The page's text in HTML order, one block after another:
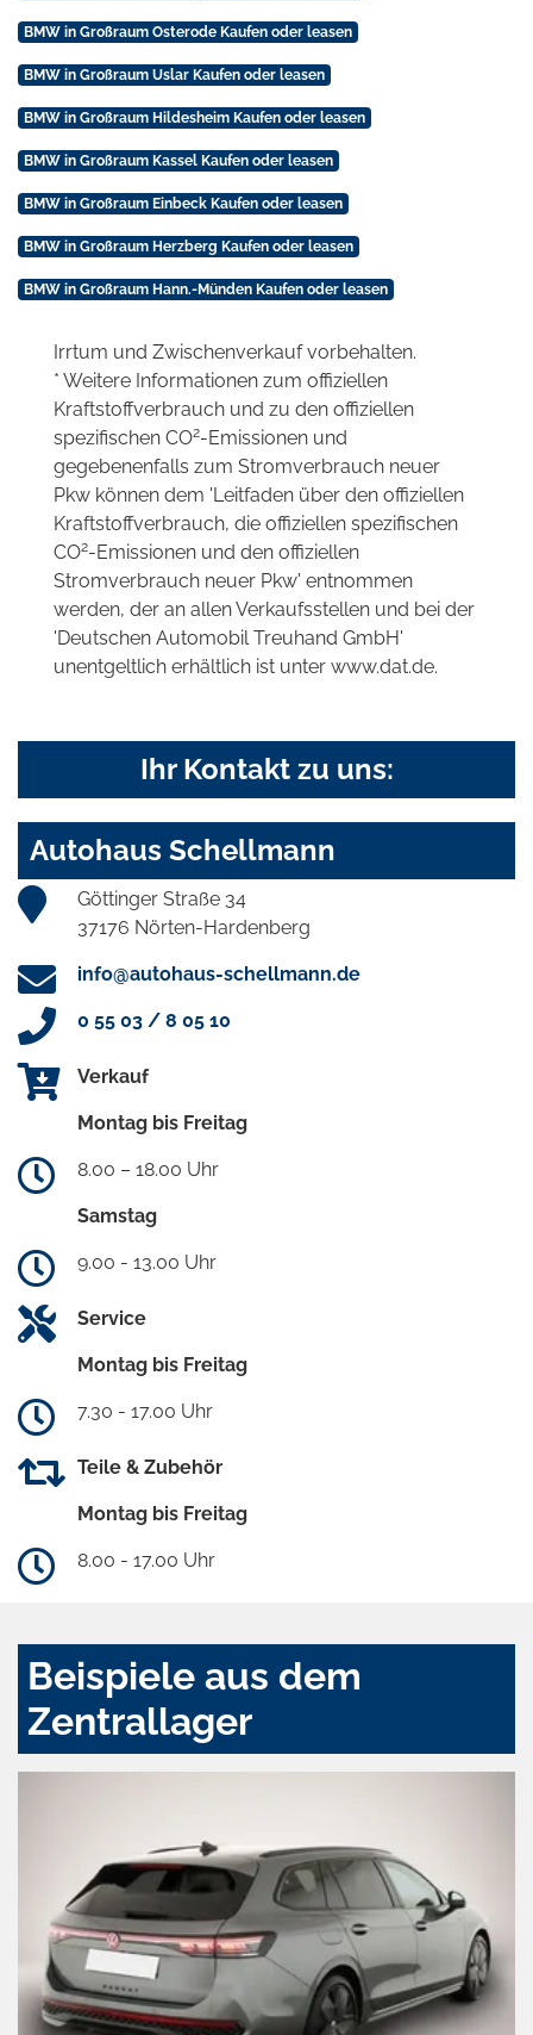
BMW in Großraum Osterode Kaufen oder leasen
BMW in Großraum Uslar Kaufen oder leasen
BMW in Großraum Hildesheim Kaufen oder leasen
BMW in Großraum Kassel Kaufen oder leasen
BMW in Großraum Einbeck Kaufen oder leasen
BMW in Großraum Herzberg Kaufen oder leasen
BMW in Großraum Hann.-Münden Kaufen oder leasen
Irrtum und Zwischenverkauf vorbehalten.
* Weitere Informationen zum offiziellen
Kraftstoffverbrauch und zu den offiziellen
spezifischen CO2-Emissionen und
gegebenenfalls zum Stromverbrauch neuer
Pkw können dem 'Leitfaden über den offiziellen
Kraftstoffverbrauch, die offiziellen spezifischen
CO2-Emissionen und den offiziellen
Stromverbrauch neuer Pkw' entnommen
werden, der an allen Verkaufsstellen und bei der
'Deutschen Automobil Treuhand GmbH'
unentgeltlich erhältlich ist unter www.dat.de.
Ihr Kontakt zu uns:
Autohaus Schellmann
Göttinger Straße 34
37176 Nörten-Hardenberg
info@autohaus-schellmann.de
0 55 03 / 8 05 10
Verkauf
Montag bis Freitag
8.00 – 18.00 Uhr
Samstag
9.00 - 13.00 Uhr
Service
Montag bis Freitag
7.30 - 17.00 Uhr
Teile & Zubehör
Montag bis Freitag
8.00 - 17.00 Uhr
Beispiele aus dem
Zentrallager